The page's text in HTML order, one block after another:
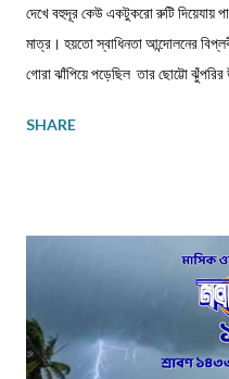
দেখে বহুদূর কেউ একটুকরো রুটি দিয়েযায়
মাত্র। হয়তো স্বাধিনতা আন্দোলনের
গোরা ঝাঁপিয়ে পড়েছিল তার ছোট্টো
মুখে সরকার কেন করেনা কোনো ব্যাবস্থা??
ক্ষুদার্থ, দেখেনা এক টুকরো রুটি। নতুন
হাইরে পিছিয়ে পড়া মানুষ গুলো! তাদের
বোধহয় যে...
SHARE